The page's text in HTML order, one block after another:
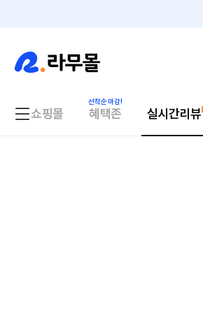
쇼핑몰 혜택존 실시간리뷰